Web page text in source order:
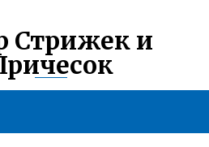
Стрижек и